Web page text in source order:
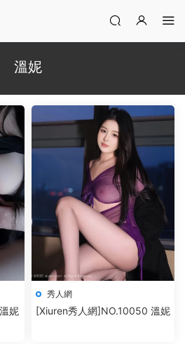
溫妮
妮
秀人網
[Xiuren秀人網]NO.10050 溫妮